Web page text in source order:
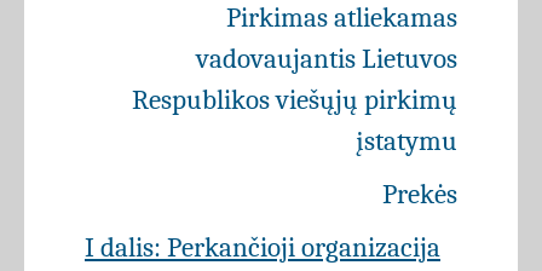
Pirkimas atliekamas
vadovaujantis Lietuvos
Respublikos viešųjų pirkimų
įstatymu
Prekės
I dalis: Perkančioji organizacija